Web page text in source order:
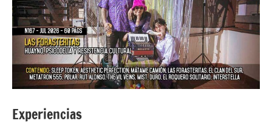
Experiencias